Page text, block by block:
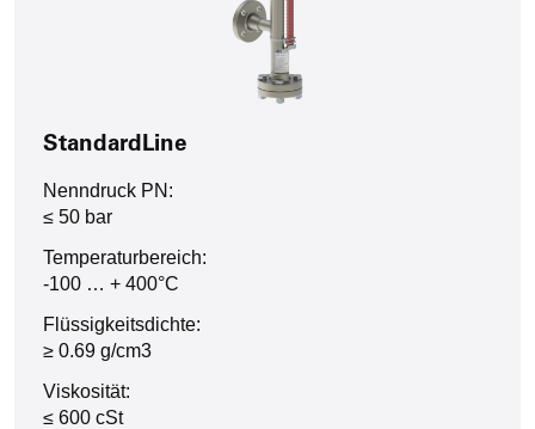
StandardLine
Nenndruck PN:
≤ 50 bar
Temperaturbereich:
-100 … + 400°C
Flüssigkeitsdichte:
≥ 0.69 g/cm3
Viskosität:
≤ 600 cSt